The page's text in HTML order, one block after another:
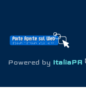
Powered by ItaliaPA